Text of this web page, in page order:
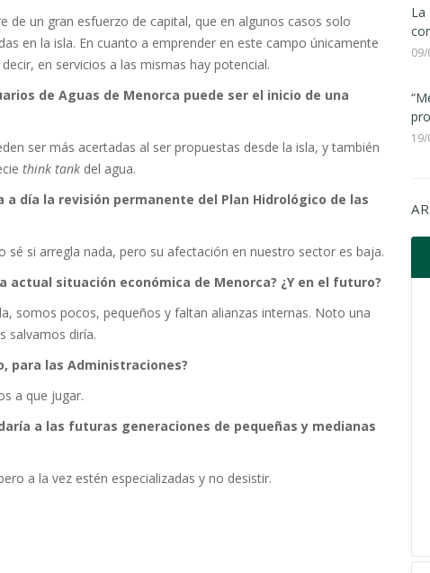
de un gran esfuerzo de capital, que en algunos casos solo
en la isla. En cuanto a emprender en este campo únicamente
en servicios a las mismas hay potencial.
de Aguas de Menorca puede ser el inicio de una
ser más acertadas al ser propuestas desde la isla, y también
think tank del agua.
a día la revisión permanente del Plan Hidrológico de las
sé si arregla nada, pero su afectación en nuestro sector es baja.
actual situación económica de Menorca? ¿Y en el futuro?
somos pocos, pequeños y faltan alianzas internas. Noto una
salvamos diría.
para las Administraciones?
a que jugar.
a las futuras generaciones de pequeñas y medianas
a la vez estén especializadas y no desistir.
La